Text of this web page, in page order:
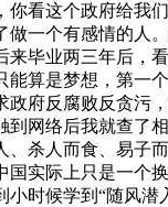
看这个政府给我
一个有感情的人
毕业两三年后，
算是梦想，第一
府反腐败反贪污
网络后我就查了
杀人而食、易子
国实际上 只是一个
小时候学到 “随风潜